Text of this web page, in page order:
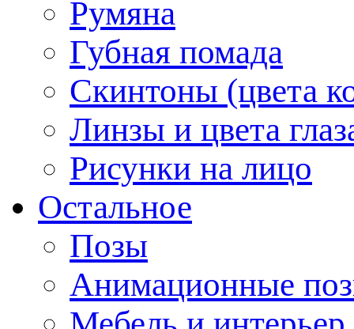
Румяна
Губная помада
Скинтоны (цвета
Линзы и цвета
Рисунки на лицо
Остальное
Позы
Анимационные